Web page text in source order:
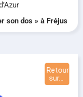
son dos » à Fréjus